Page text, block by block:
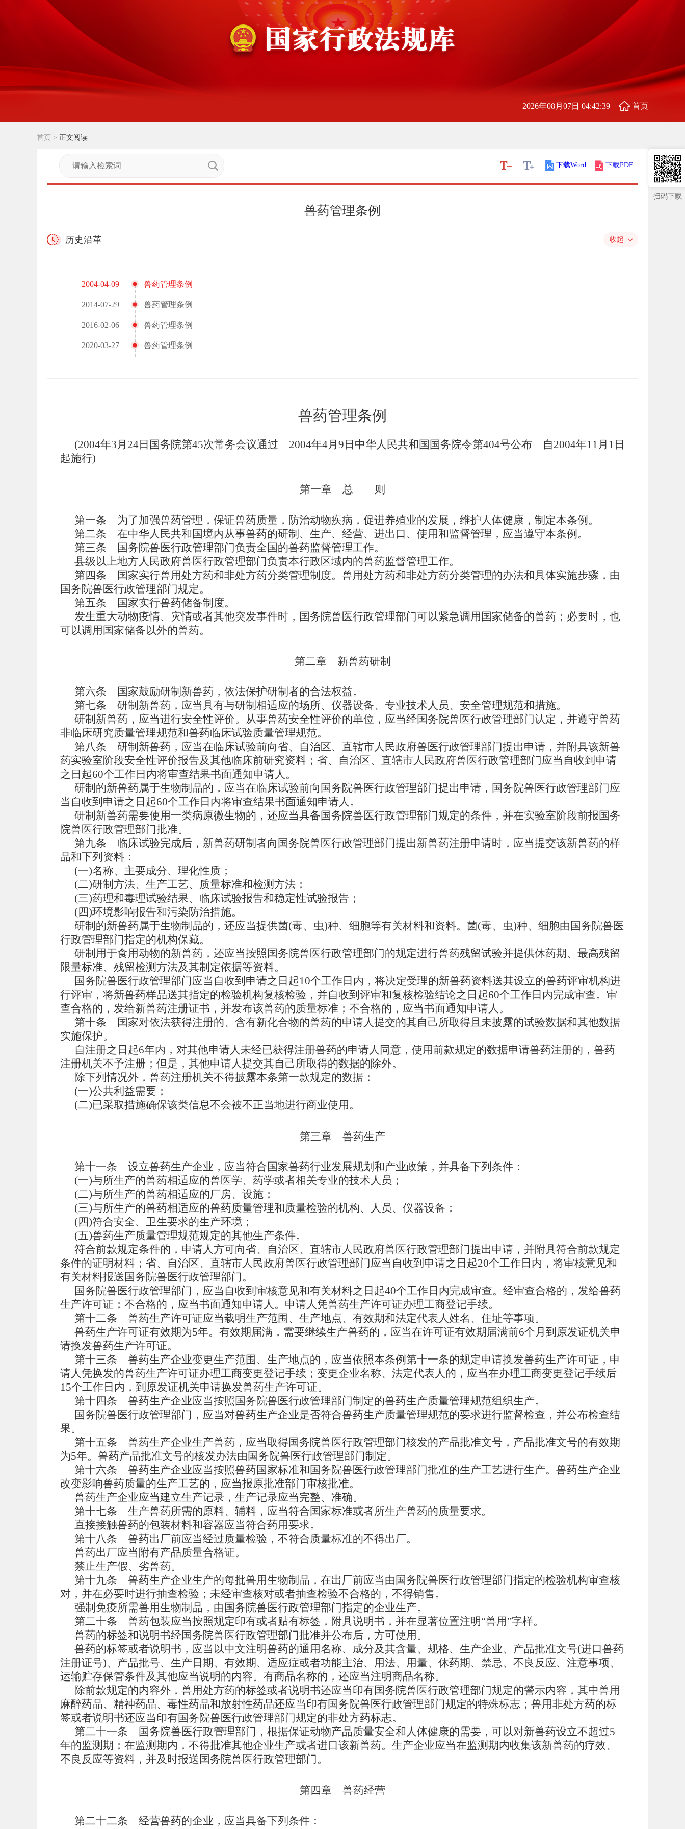
2026年08月07日 04:42:40 首页
首页 > 正文阅读
下载Word 下载PDF
扫码下载
兽药管理条例
历史沿革 收起
2004-04-09
2014-07-29
2016-02-06
2020-03-27
兽药管理条例
兽药管理条例
兽药管理条例
兽药管理条例
兽药管理条例
(2004年3月24日国务院第45次常务会议通过 2004年4月9日中华人民共和国国务院令第404号公布 自2004年11月1日
起施行)
第一章 总 则
第一条 为了加强兽药管理，保证兽药质量，防治动物疾病，促进养殖业的发展，维护人体健康，制定本条例。
第二条 在中华人民共和国境内从事兽药的研制、生产、经营、进出口、使用和监督管理，应当遵守本条例。
第三条
国务院兽医行政管理部门负责全国的兽药监督管理工作。
县级以上地方人民政府兽医行政管理部门负责本行政区域内的兽药监督管理工作。
第四条
国家实行兽用处方药和非处方药分类管理制度。兽用处方药和非处方药分类管理的办法和具体实施步骤，由
国务院兽医行政管理部门规定。
第五条
国家实行兽药储备制度。
发生重大动物疫情、灾情或者其他突发事件时，国务院兽医行政管理部门可以紧急调用国家储备的兽药；必要时，也
可以调用国家储备以外的兽药。
第二章 新兽药研制
第六条
国家鼓励研制新兽药，依法保护研制者的合法权益。
第七条 研制新兽药，应当具有与研制相适应的场所、仪器设备、专业技术人员、安全管理规范和措施。
研制新兽药，应当进行安全性评价。从事兽药安全性评价的单位，应当经国务院兽医行政管理部门认定，并遵守兽药
非临床研究质量管理规范和兽药临床试验质量管理规范。
第八条 研制新兽药，应当在临床试验前向省、自治区、直辖市人民政府兽医行政管理部门提出申请，并附具该新兽
药实验室阶段安全性评价报告及其他临床前研究资料；省、自治区、直辖市人民政府兽医行政管理部门应当自收到申请
之日起60个工作日内将审查结果书面通知申请人。
研制的新兽药属于生物制品的，应当在临床试验前向国务院兽医行政管理部门提出申请，国务院兽医行政管理部门应
当自收到申请之日起60个工作日内将审查结果书面通知申请人。
研制新兽药需要使用一类病原微生物的，还应当具备国务院兽医行政管理部门规定的条件，并在实验室阶段前报国务
院兽医行政管理部门批准。
第九条 临床试验完成后，新兽药研制者向国务院兽医行政管理部门提出新兽药注册申请时，应当提交该新兽药的样
品和下列资料：
(一)名称、主要成分、理化性质；
(二)研制方法、生产工艺、质量标准和检测方法；
(三)药理和毒理试验结果、临床试验报告和稳定性试验报告；
(四)环境影响报告和污染防治措施。
研制的新兽药属于生物制品的，还应当提供菌(毒、虫)种、细胞等有关材料和资料。菌(毒、虫)种、细胞由国务院兽医
行政管理部门指定的机构保藏。
研制用于食用动物的新兽药，还应当按照国务院兽医行政管理部门的规定进行兽药残留试验并提供休药期、最高残留
限量标准、残留检测方法及其制定依据等资料。
国务院兽医行政管理部门应当自收到申请之日起10个工作日内，将决定受理的新兽药资料送其设立的兽药评审机构进
行评审，将新兽药样品送其指定的检验机构复核检验，并自收到评审和复核检验结论之日起60个工作日内完成审查。审
查合格的，发给新兽药注册证书，并发布该兽药的质量标准；不合格的，应当书面通知申请人。
第十条
国家对依法获得注册的、含有新化合物的兽药的申请人提交的其自己所取得且未披露的试验数据和其他数据
实施保护。
自注册之日起6年内，对其他申请人未经已获得注册兽药的申请人同意，使用前款规定的数据申请兽药注册的，兽药
注册机关不予注册；但是，其他申请人提交其自己所取得的数据的除外。
除下列情况外，兽药注册机关不得披露本条第一款规定的数据：
(一)公共利益需要；
(二)已采取措施确保该类信息不会被不正当地进行商业使用。
第三章 兽药生产
第十一条 设立兽药生产企业，应当符合国家兽药行业发展规划和产业政策，并具备下列条件：
(一)与所生产的兽药相适应的兽医学、药学或者相关专业的技术人员；
(二)与所生产的兽药相适应的厂房、设施；
(三)与所生产的兽药相适应的兽药质量管理和质量检验的机构、人员、仪器设备；
(四)符合安全、卫生要求的生产环境；
(五)兽药生产质量管理规范规定的其他生产条件。
符合前款规定条件的，申请人方可向省、自治区、直辖市人民政府兽医行政管理部门提出申请，并附具符合前款规定
条件的证明材料；省、自治区、直辖市人民政府兽医行政管理部门应当自收到申请之日起20个工作日内，将审核意见和
有关材料报送国务院兽医行政管理部门。
国务院兽医行政管理部门，应当自收到审核意见和有关材料之日起40个工作日内完成审查。经审查合格的，发给兽药
生产许可证；不合格的，应当书面通知申请人。申请人凭兽药生产许可证办理工商登记手续。
第十二条 兽药生产许可证应当载明生产范围、生产地点、有效期和法定代表人姓名、住址等事项。
兽药生产许可证有效期为5年。有效期届满，需要继续生产兽药的，应当在许可证有效期届满前6个月到原发证机关申
请换发兽药生产许可证。
第十三条 兽药生产企业变更生产范围、生产地点的，应当依照本条例第十一条的规定申请换发兽药生产许可证，申
请人凭换发的兽药生产许可证办理工商变更登记手续；变更企业名称、法定代表人的，应当在办理工商变更登记手续后
15个工作日内，到原发证机关申请换发兽药生产许可证。
第十四条 兽药生产企业应当按照国务院兽医行政管理部门制定的兽药生产质量管理规范组织生产。
国务院兽医行政管理部门，应当对兽药生产企业是否符合兽药生产质量管理规范的要求进行监督检查，并公布检查结
果。
第十五条 兽药生产企业生产兽药，应当取得国务院兽医行政管理部门核发的产品批准文号，产品批准文号的有效期
为5年。兽药产品批准文号的核发办法由国务院兽医行政管理部门制定。
第十六条 兽药生产企业应当按照兽药国家标准和国务院兽医行政管理部门批准的生产工艺进行生产。兽药生产企业
改变影响兽药质量的生产工艺的，应当报原批准部门审核批准。
兽药生产企业应当建立生产记录，生产记录应当完整、准确。
第十七条 生产兽药所需的原料、辅料，应当符合国家标准或者所生产兽药的质量要求。
直接接触兽药的包装材料和容器应当符合药用要求。
第十八条 兽药出厂前应当经过质量检验，不符合质量标准的不得出厂。
兽药出厂应当附有产品质量合格证。
禁止生产假、劣兽药。
第十九条 兽药生产企业生产的每批兽用生物制品，在出厂前应当由国务院兽医行政管理部门指定的检验机构审查核
对，并在必要时进行抽查检验；未经审查核对或者抽查检验不合格的，不得销售。
强制免疫所需兽用生物制品，由国务院兽医行政管理部门指定的企业生产。
第二十条 兽药包装应当按照规定印有或者贴有标签，附具说明书，并在显著位置注明“兽用”字样。
兽药的标签和说明书经国务院兽医行政管理部门批准并公布后，方可使用。
兽药的标签或者说明书，应当以中文注明兽药的通用名称、成分及其含量、规格、生产企业、产品批准文号(进口兽药
注册证号)、产品批号、生产日期、有效期、适应症或者功能主治、用法、用量、休药期、禁忌、不良反应、注意事项、
运输贮存保管条件及其他应当说明的内容。有商品名称的，还应当注明商品名称。
除前款规定的内容外，兽用处方药的标签或者说明书还应当印有国务院兽医行政管理部门规定的警示内容，其中兽用
麻醉药品、精神药品、毒性药品和放射性药品还应当印有国务院兽医行政管理部门规定的特殊标志；兽用非处方药的标
签或者说明书还应当印有国务院兽医行政管理部门规定的非处方药标志。
第二十一条
国务院兽医行政管理部门，根据保证动物产品质量安全和人体健康的需要，可以对新兽药设立不超过5
年的监测期；在监测期内，不得批准其他企业生产或者进口该新兽药。生产企业应当在监测期内收集该新兽药的疗效、
不良反应等资料，并及时报送国务院兽医行政管理部门。
第四章 兽药经营
第二十二条 经营兽药的企业，应当具备下列条件：